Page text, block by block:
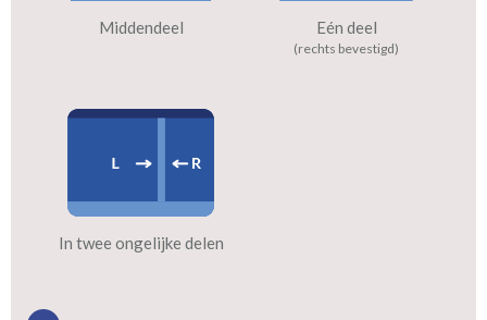
Middendeel Eén deel
(rechts bevestigd)
In twee ongelijke delen